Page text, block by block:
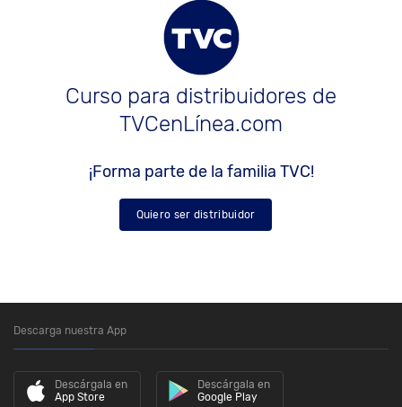
Curso para distribuidores de
TVCenLínea.com
¡Forma parte de la familia TVC!
Quiero ser distribuidor
Descarga nuestra App
Descárgala en
App Store
Descárgala en
Google Play